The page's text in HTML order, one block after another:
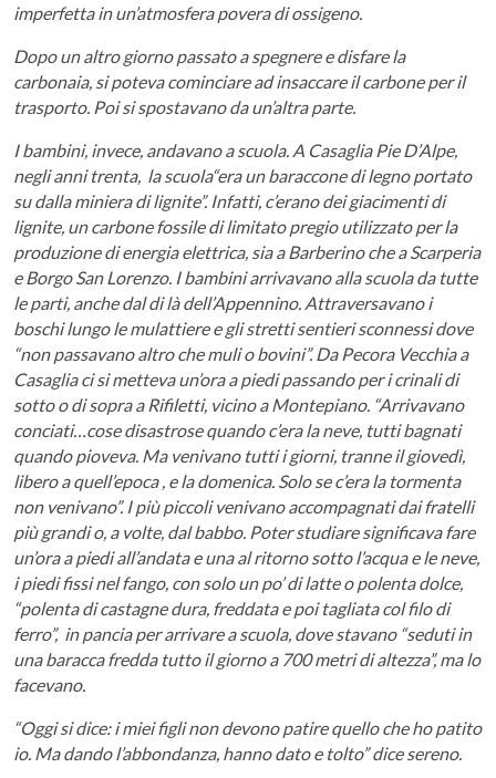
imperfetta in un’atmosfera povera di ossigeno.
Dopo un altro giorno passato a spegnere e disfare la
carbonaia, si poteva cominciare ad insaccare il carbone per il
trasporto. Poi si spostavano da un’altra parte.
I bambini, invece, andavano a scuola. A Casaglia Pie D’Alpe,
negli anni trenta, la scuola“era un baraccone di legno portato
su dalla miniera di lignite”. Infatti, c’erano dei giacimenti di
lignite, un carbone fossile di limitato pregio utilizzato per la
produzione di energia elettrica, sia a Barberino che a Scarperia
e Borgo San Lorenzo. I bambini arrivavano alla scuola da tutte
le parti, anche dal di là dell’Appennino. Attraversavano i
boschi lungo le mulattiere e gli stretti sentieri sconnessi dove
“non passavano altro che muli o bovini”. Da Pecora Vecchia a
Casaglia ci si metteva un’ora a piedi passando per i crinali di
sotto o di sopra a Rifiletti, vicino a Montepiano. “Arrivavano
conciati…cose disastrose quando c’era la neve, tutti bagnati
quando pioveva. Ma venivano tutti i giorni, tranne il giovedì,
libero a quell’epoca , e la domenica. Solo se c’era la tormenta
non venivano”. I più piccoli venivano accompagnati dai fratelli
più grandi o, a volte, dal babbo. Poter studiare significava fare
un’ora a piedi all’andata e una al ritorno sotto l’acqua e le neve,
i piedi fissi nel fango, con solo un po’ di latte o polenta dolce,
“polenta di castagne dura, freddata e poi tagliata col filo di
ferro”, in pancia per arrivare a scuola, dove stavano “seduti in
una baracca fredda tutto il giorno a 700 metri di altezza”, ma lo
facevano.
“Oggi si dice: i miei figli non devono patire quello che ho patito
io. Ma dando l’abbondanza, hanno dato e tolto” dice sereno.